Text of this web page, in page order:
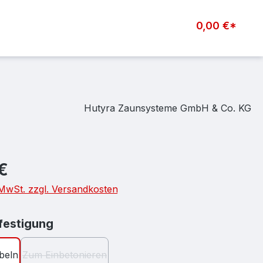
0,00 €*
Hutyra Zaunsysteme GmbH & Co. KG
zzgl. Versandkosten
Zum Einbetonieren